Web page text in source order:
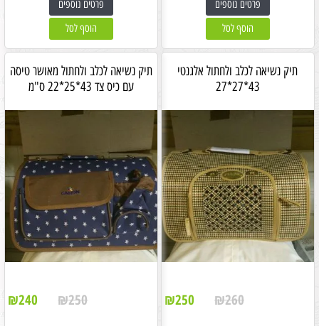
פרטים נוספים
הוסף לסל
פרטים נוספים
הוסף לסל
תיק נשיאה לכלב ולחתול אלגנטי
43*27*27
₪260
₪250
תיק נשיאה לכלב ולחתול מאושר טיסה
עם כיס צד 43*25*22 ס"מ
₪250
₪240